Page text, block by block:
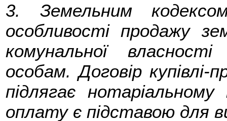
3. Земельним
особливості продажу
комунальної
особам. Договір купівлі-
підлягає
оплату є підставою для